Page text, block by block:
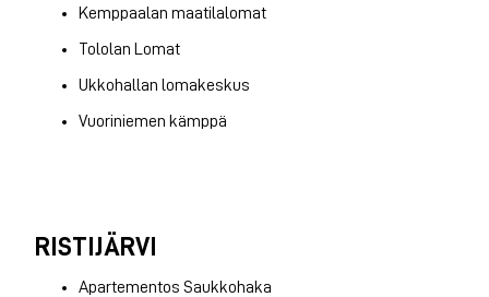
Kemppaalan maatilalomat
Tololan Lomat
Ukkohallan lomakeskus
Vuoriniemen kämppä
RISTIJÄRVI
Apartementos Saukkohaka